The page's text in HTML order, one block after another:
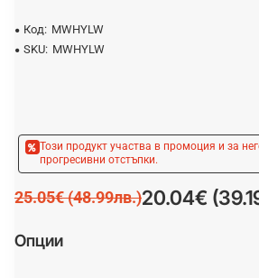
Код: MWHYLW
SKU: MWHYLW
Този продукт участва в промоция и за
прогресивни отстъпки.
20.04€
25.05€ (48.99лв.)
Опции